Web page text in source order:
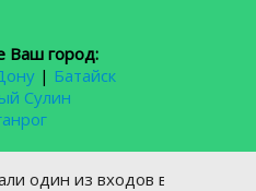
Ваш город:
| Батайск
Сулин
из входов в подземный